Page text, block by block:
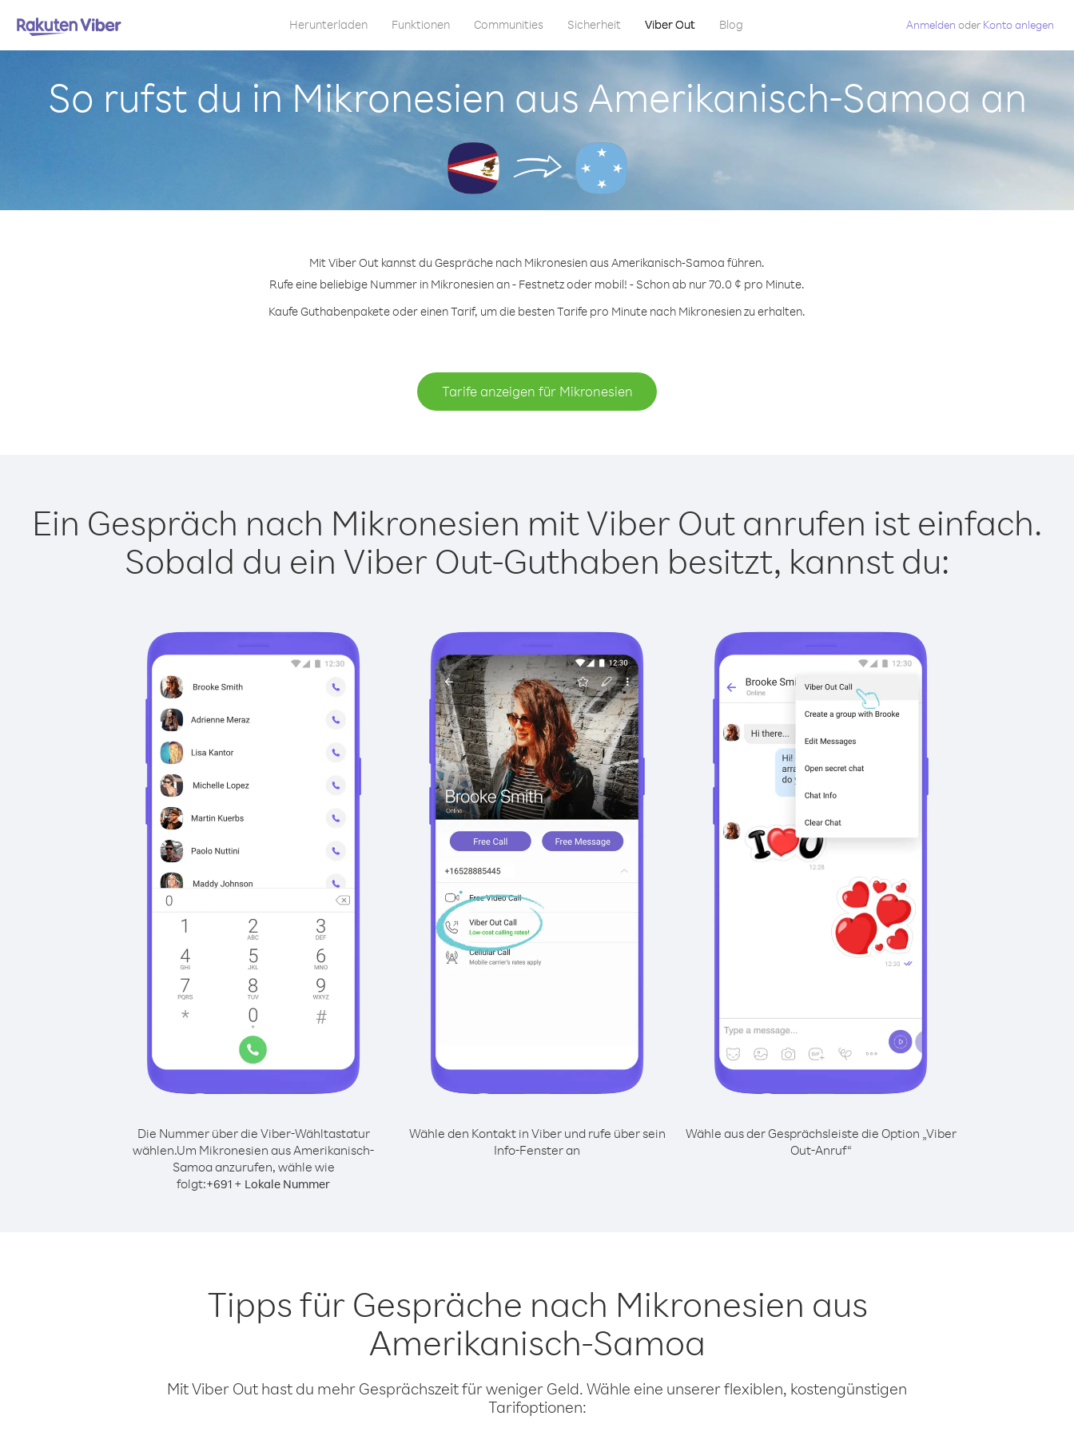
Herunterladen Funktionen Communities Sicherheit Viber Out Blog Anmelden oder Konto anlegen
So rufst du in Mikronesien aus Amerikanisch-Samoa an
Mit Viber Out kannst du Gespräche nach Mikronesien aus Amerikanisch-Samoa führen.
Rufe eine beliebige Nummer in Mikronesien an - Festnetz oder mobil! - Schon ab nur 70.0 ¢ pro Minute.
Kaufe Guthabenpakete oder einen Tarif, um die besten Tarife pro Minute nach Mikronesien zu erhalten.
Tarife anzeigen für Mikronesien
Ein Gespräch nach Mikronesien mit Viber Out anrufen ist einfach.
Sobald du ein Viber Out-Guthaben besitzt, kannst du:
Die Nummer über die Viber-Wähltastatur
wählen.Um Mikronesien aus Amerikanisch-
Samoa anzurufen, wähle wie
folgt:+691 + Lokale Nummer
Wähle den Kontakt in Viber und rufe über sein
Info-Fenster an
Wähle aus der Gesprächsleiste die Option „Viber
Out-Anruf“
Tipps für Gespräche nach Mikronesien aus
Amerikanisch-Samoa
Mit Viber Out hast du mehr Gesprächszeit für weniger Geld. Wähle eine unserer flexiblen, kostengünstigen
Tarifoptionen: